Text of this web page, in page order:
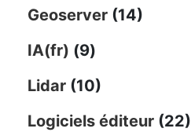
Geoserver (14)
IA(fr) (9)
Lidar (10)
Logiciels éditeur (22)